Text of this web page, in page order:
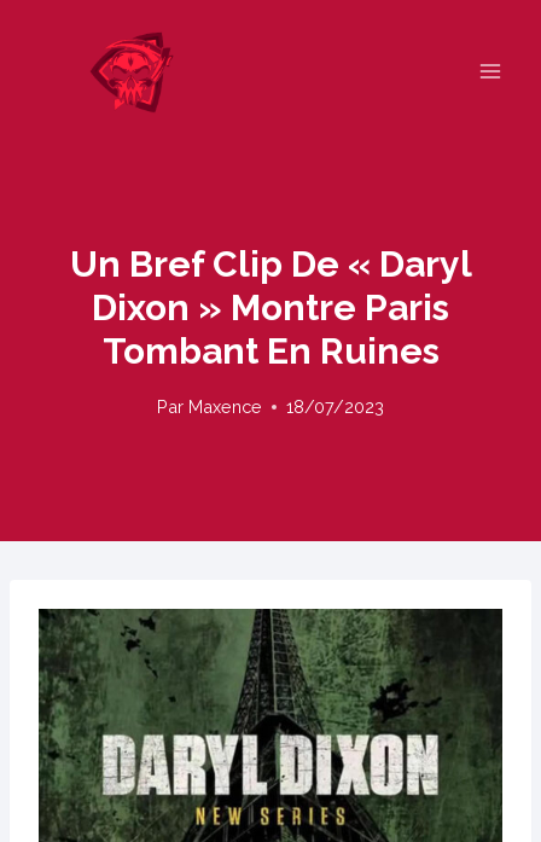
Un Bref Clip De « Daryl
Dixon » Montre Paris
Tombant En Ruines
Par Maxence 18/07/2023